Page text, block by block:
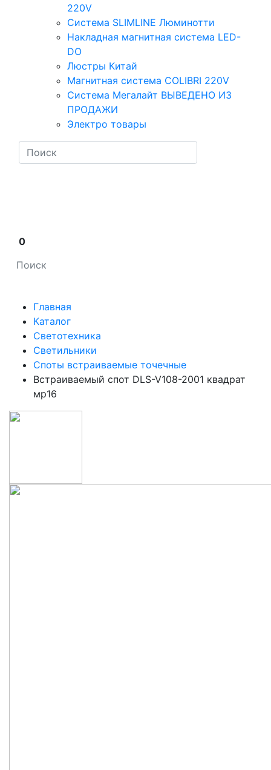
220V
Система SLIMLINE Люминотти
Накладная магнитная система LED-
DO
Люстры Китай
Магнитная система COLIBRI 220V
Система Мегалайт ВЫВЕДЕНО ИЗ
ПРОДАЖИ
Электро товары
0
Главная
Каталог
Светотехника
Светильники
Споты встраиваемые точечные
Встраиваемый спот DLS-V108-2001 квадрат
мр16